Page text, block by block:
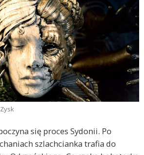
się proces Sydonii. Po
szlachcianka trafia do